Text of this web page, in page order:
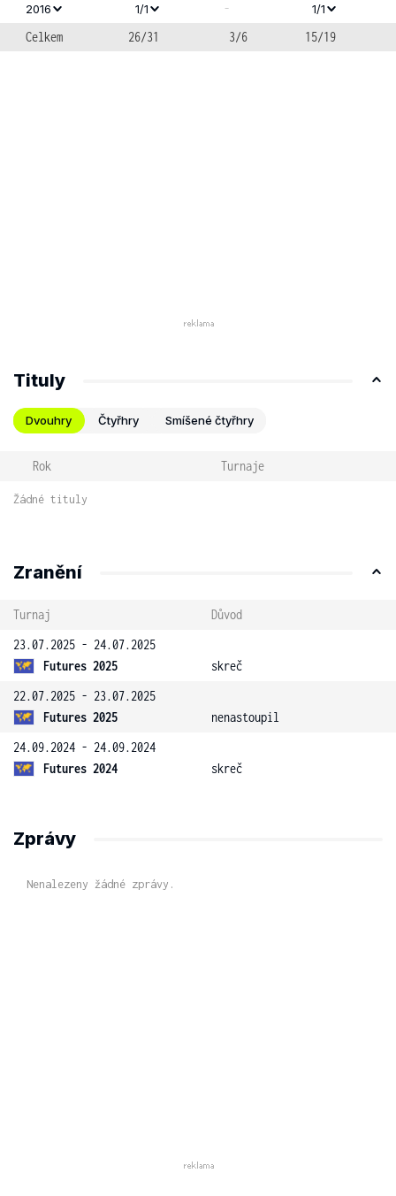
2016
1/1 - 1/1
Celkem 26/31 3/6 15/19
Tituly
Dvouhry Čtyřhry Smíšené čtyřhry
Rok Turnaje
Žádné tituly
Zranění
Turnaj
Důvod
23.07.2025 - 24.07.2025
Futures 2025
skreč
22.07.2025 - 23.07.2025
Futures 2025
nenastoupil
24.09.2024 - 24.09.2024
Futures 2024
skreč
Zprávy
Nenalezeny žádné zprávy.